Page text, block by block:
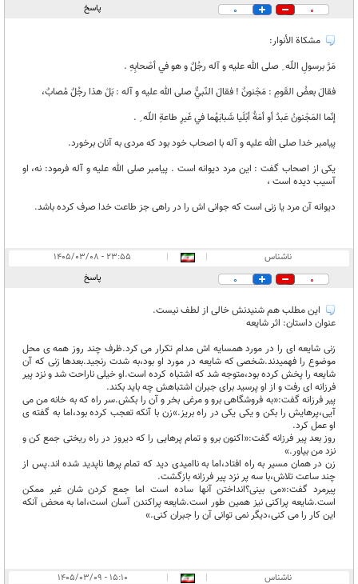
0
0 پاسخ
مشكاة الأنوار:
مَرَّ برسولِ اللّه ِ صلى الله عليه و آله رجُلٌ و هو في أصْحابِهِ .
فقالَ بعضُ القَومِ : مَجْنونٌ ! فقالَ النّبيٌّ صلى الله عليه و آله : بَلْ هذا رجُلٌ مُصابٌ،
إنّما المَجْنونُ عَبدٌ أو أمَةٌ أبْلَيا شَبابَهُما في غَيرِ طاعةِ اللّه ِ .
پيامبر خدا صلى الله عليه و آله با اصحاب خود بود كه مردى به آنان برخورد.
يكى از اصحاب گفت : اين مرد ديوانه است . پيامبر صلى الله عليه و آله فرمود: نه، او
آسيب ديده است ،
ديوانه آن مرد يا زنى است كه جوانى اش را در راهى جز طاعت خدا صرف كرده باشد.
ناشناس |
|
۲۳:۵۵ - ۱۴۰۵/۰۳/۰۸
0
0 پاسخ
این مطلب هم شنیدنش خالی از لطف نیست.
عنوان داستان: اثر شایعه
زنی شایعه ای را در مورد همسایه اش مدام تکرار می کرد.ظرف چند روز همه ی محل
موضوع را فهمیدند.شخصی که شایعه در مورد او بود،به شدت رنجید.بعدها زنی که آن
شایعه را پخش کرده بود،متوجه شد که اشتباه کرده است.او خیلی ناراحت شد و نزد پیر
فرزانه ای رفت و از او پرسید برای جبران اشتباهش چه باید بکند.
پیر فرزانه گفت:«به فروشگاهی برو و مرغی بخر و آن را بکش.سر راه که به خانه من می
آیی،پرهایش را بکن و یکی یکی در راه بریز.»زن با آنکه تعجب کرده بود،اما به گفته ی
او عمل کرد.
روز بعد پیر فرزانه گفت:«اکنون برو و تمام پرهایی را که دیروز در راه ریختی جمع کن و
نزد من بیاور.»
زن در همان مسیر به راه افتاد،اما به ناامیدی دید که تمام پرها ناپدید شده اند.پس از
چند ساعت تلاش،با سه پر نزد پیر فرزانه بازگشت.
پیرمرد گفت:«می بینی؟انداختن آنها ساده است اما جمع کردن شان غیر ممکن
است.شایعه پراکنی نیز همین طور است.شایعه پراکندن آسان است،اما به محض آنکه
این کار را می کنی،دیگر نمی توانی آن را جبران کنی.»
ناشناس |
|
۱۵:۱۰ - ۱۴۰۵/۰۳/۰۹